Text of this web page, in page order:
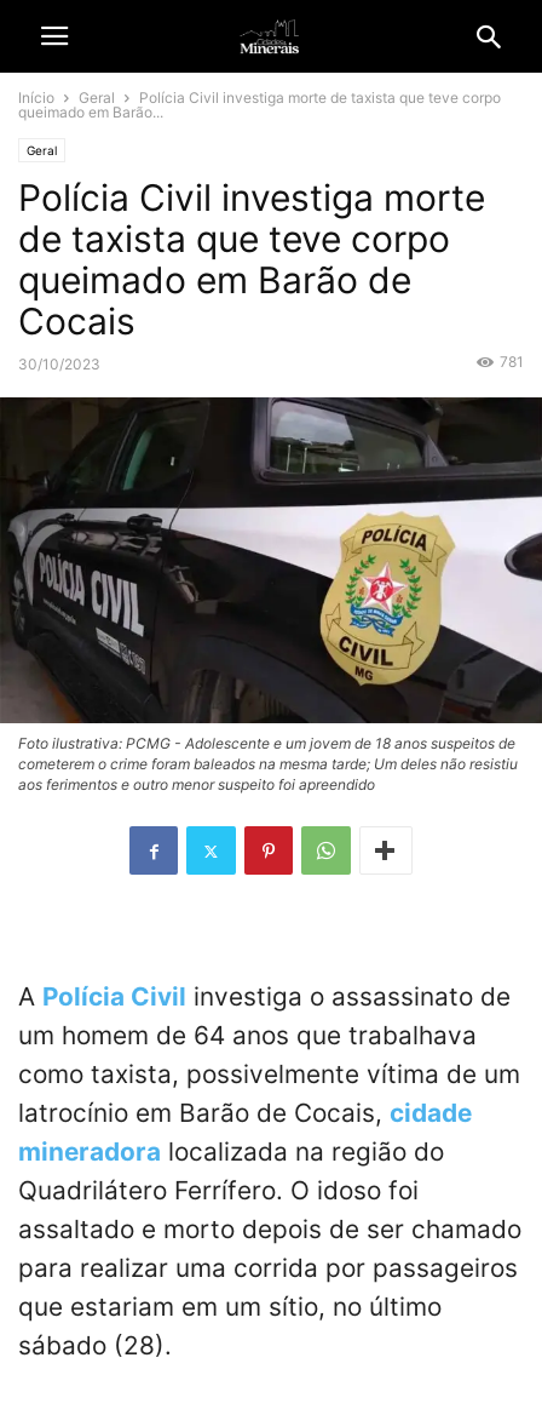
Início Geral
Polícia Civil investiga morte de taxista que teve corpo
queimado em Barão...
Geral
Polícia Civil investiga morte
de taxista que teve corpo
queimado em Barão de
Cocais
30/10/2023 781
Foto ilustrativa: PCMG - Adolescente e um jovem de 18 anos suspeitos de
cometerem o crime foram baleados na mesma tarde; Um deles não resistiu
aos ferimentos e outro menor suspeito foi apreendido
A Polícia Civil investiga o assassinato de
um homem de 64 anos que trabalhava
como taxista, possivelmente vítima de um
latrocínio em Barão de Cocais, cidade
mineradora localizada na região do
Quadrilátero Ferrífero. O idoso foi
assaltado e morto depois de ser chamado
para realizar uma corrida por passageiros
que estariam em um sítio, no último
sábado (28).